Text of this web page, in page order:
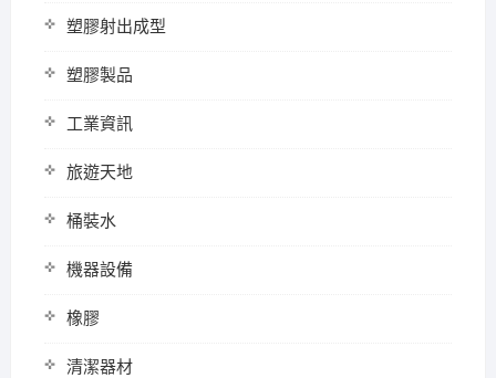
塑膠射出成型
塑膠製品
工業資訊
旅遊天地
桶裝水
機器設備
橡膠
清潔器材